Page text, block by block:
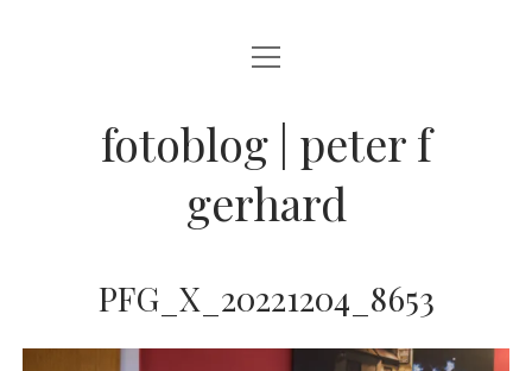
BLOG
JAZZ LIVE !
ZEN MOMENTE
WANDERLUST
Menü
öffnen
fotoblog | peter f
gerhard
PFG_X_20221204_8653